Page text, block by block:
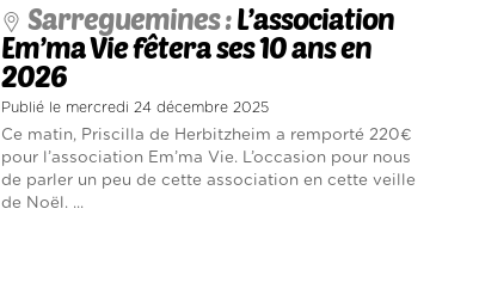
Sarreguemines :L’association
Em’ma Vie fêtera ses 10 ans en
2026
Publié le mercredi 24 décembre 2025
Ce matin, Priscilla de Herbitzheim a remporté 220€
pour l’association Em’ma Vie. L’occasion pour nous
de parler un peu de cette association en cette veille
de Noël. ...